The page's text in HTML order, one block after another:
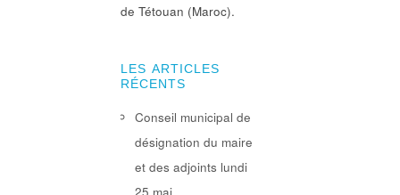
de Tétouan (Maroc).
LES ARTICLES
RÉCENTS
Conseil municipal de
désignation du maire
et des adjoints lundi